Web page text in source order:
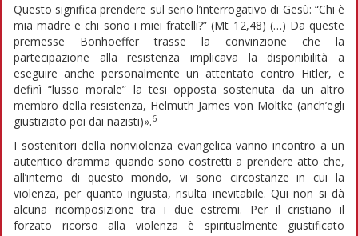
Questo significa prendere sul serio l’interrogativo di Gesù: “Chi è
mia madre e chi sono i miei fratelli?” (Mt 12,48) (…) Da queste
premesse Bonhoeffer trasse la convinzione che la
partecipazione alla resistenza implicava la disponibilità a
eseguire anche personalmente un attentato contro Hitler, e
definì “lusso morale” la tesi opposta sostenuta da un altro
membro della resistenza, Helmuth James von Moltke (anch’egli
giustiziato poi dai nazisti)».6
I sostenitori della nonviolenza evangelica vanno incontro a un
autentico dramma quando sono costretti a prendere atto che,
all’interno di questo mondo, vi sono circostanze in cui la
violenza, per quanto ingiusta, risulta inevitabile. Qui non si dà
alcuna ricomposizione tra i due estremi. Per il cristiano il
forzato ricorso alla violenza è spiritualmente giustificato